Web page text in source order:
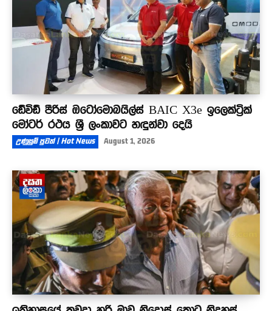
ඩේවිඩ් පීරිස් ඔටෝමොබයිල්ස් BAIC X3e ඉලෙක්ට්‍රික්
මෝටර් රථය ශ්‍රී ලංකාවට හඳුන්වා දෙයි
උණුසුම් පුවත් | Hot News August 1, 2026